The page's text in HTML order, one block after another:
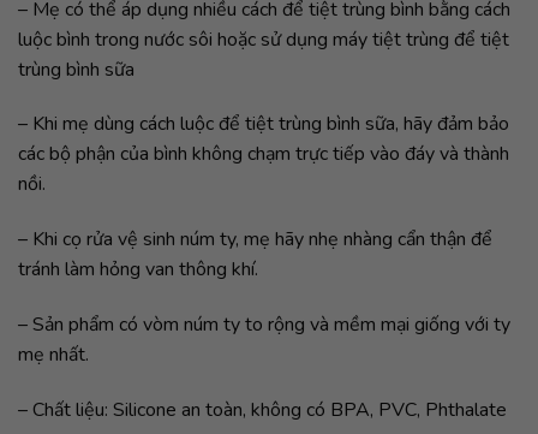
– Mẹ có thể áp dụng nhiều cách để tiệt trùng bình bằng cách
luộc bình trong nước sôi hoặc sử dụng máy tiệt trùng để tiệt
trùng bình sữa
– Khi mẹ dùng cách luộc để tiệt trùng bình sữa, hãy đảm bảo
các bộ phận của bình không chạm trực tiếp vào đáy và thành
nồi.
– Khi cọ rửa vệ sinh núm ty, mẹ hãy nhẹ nhàng cẩn thận để
tránh làm hỏng van thông khí.
– Sản phẩm có vòm núm ty to rộng và mềm mại giống với ty
mẹ nhất.
– Chất liệu: Silicone an toàn, không có BPA, PVC, Phthalate